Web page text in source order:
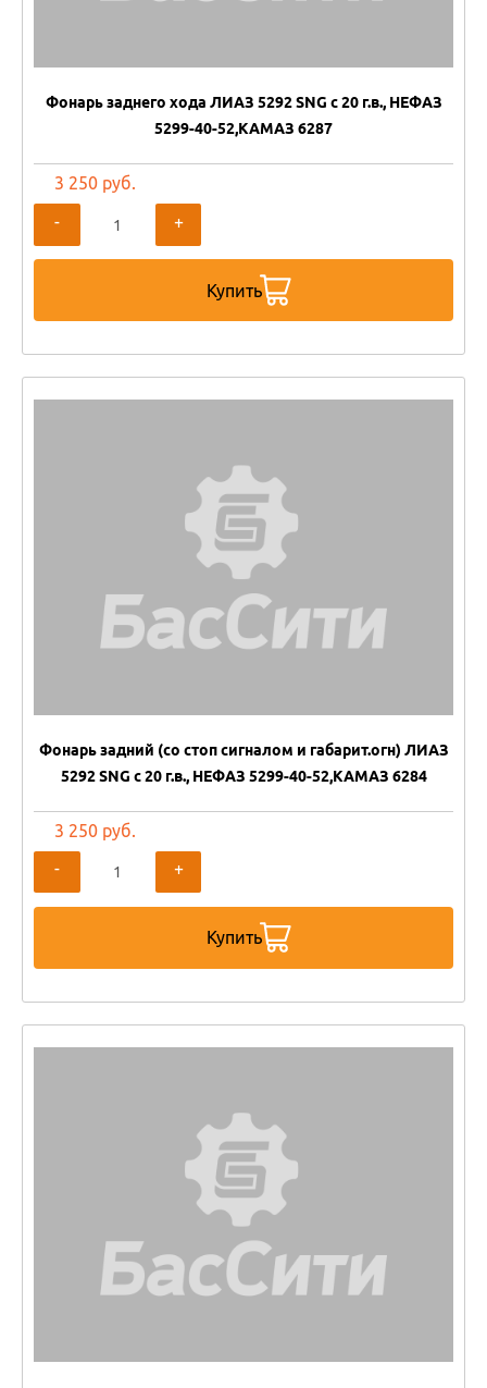
Фонарь заднего хода ЛИАЗ 5292 SNG с 20 г.в., НЕФАЗ
5299-40-52,КАМАЗ 6287
3 250 руб.
-
+
Купить
Фонарь задний (со стоп сигналом и габарит.огн) ЛИАЗ
5292 SNG с 20 г.в., НЕФАЗ 5299-40-52,КАМАЗ 6284
3 250 руб.
-
+
Купить